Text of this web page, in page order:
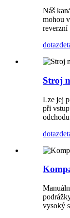
Náš
mohou
reverzní
dotaz
Stroj
Lze jej
při
dotaz
vysoký